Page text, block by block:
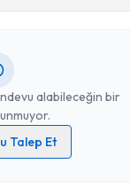
alabileceğin bir
Talep Et
ilişkinAydınlatma Metni